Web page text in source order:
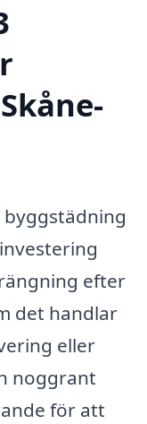
efter
det handlar
eller
noggrant
för att